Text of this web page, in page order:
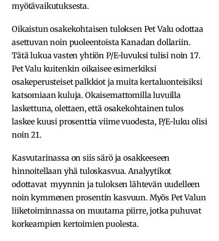
myötävaikutuksesta.
Oikaistun osakekohtaisen tuloksen Pet Valu odottaa
asettuvan noin puoleentoista Kanadan dollariin.
Tätä lukua vasten yhtiön P/E-luvuksi tulisi noin 17.
Pet Valu kuitenkin oikaisee esimerkiksi
osakeperusteiset palkkiot ja muita kertaluonteisiksi
katsomiaan kuluja. Okaisemattomilla luvuilla
laskettuna, olettaen, että osakekohtainen tulos
laskee kuusi prosenttia viime vuodesta, P/E-luku olisi
noin 21.
Kasvutarinassa on siis särö ja osakkeeseen
hinnoitellaan yhä tuloskasvua. Analyytikot
odottavat myynnin ja tuloksen lähtevän uudelleen
noin kymmenen prosentin kasvuun. Myös Pet Valun
liiketoiminnassa on muutama piirre, jotka puhuvat
korkeampien kertoimien puolesta.